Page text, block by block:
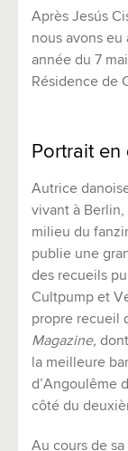
Après Jesús
nous avons eu
année du 7
Résidence de
Portrait
Autrice
vivant à Berlin,
milieu du
publie une
des recueils
Cultpump et
propre recueil
Magazine,
la meilleure
d’Angoulême
côté du
Au cours de sa